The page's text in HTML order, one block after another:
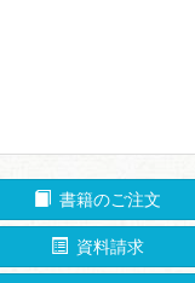
書籍のご注文
資料請求